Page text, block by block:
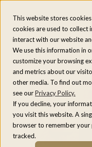
This website stores
cookies are used to collect
interact with our website
We use this information in
customize your browsing
and metrics about our
other media. To find out
see ourPrivacy Policy.
If you decline, your
you visit this website. A
browser to remember
tracked.
Menu